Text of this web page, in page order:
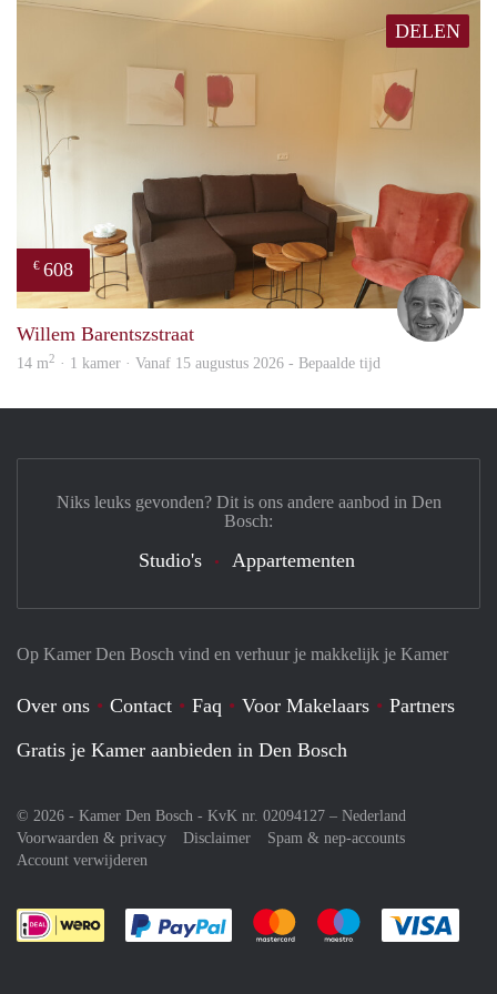
DELEN
€ 608
Willem Barentszstraat
14 m2 · 1 kamer · Vanaf 15 augustus 2026 - Bepaalde tijd
Op Kamer Den Bosch vind en verhuur je makkelijk je Kamer
Over ons Contact Faq Voor Makelaars
Partners
Gratis je Kamer aanbieden in Den Bosch
© 2026 - Kamer Den Bosch - KvK nr. 02094127 – Nederland
Voorwaarden & privacy
Disclaimer
Spam & nep-accounts
Account verwijderen
Je rekent gemakkelijk af met Paypal
Je rekent gemakkelijk af met
Je rekent
Niks leuks gevonden? Dit is ons andere aanbod in Den
Bosch:
Studio's Appartementen